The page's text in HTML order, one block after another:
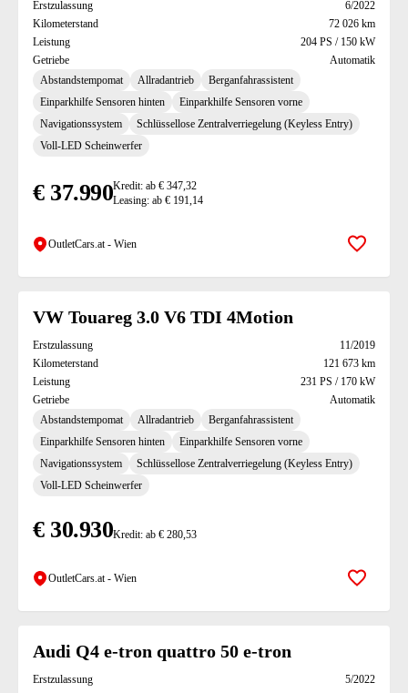
Erstzulassung
6/2022
Kilometerstand
72 026 km
Leistung
204 PS / 150 kW
Getriebe
Automatik
Abstandstempomat
Allradantrieb
Berganfahrassistent
Einparkhilfe Sensoren hinten
Einparkhilfe Sensoren vorne
Navigationssystem
Schlüssellose Zentralverriegelung (Keyless Entry)
Voll-LED Scheinwerfer
€ 37.990Kredit: ab € 347,32
Leasing: ab € 191,14
OutletCars.at - Wien Zur
VW Touareg 3.0 V6 TDI 4Motion
Erstzulassung
11/2019
Kilometerstand
121 673 km
Leistung
231 PS / 170 kW
Getriebe
Automatik
Abstandstempomat
Allradantrieb
Berganfahrassistent
Einparkhilfe Sensoren hinten
Einparkhilfe Sensoren vorne
Navigationssystem
Schlüssellose Zentralverriegelung (Keyless Entry)
Voll-LED Scheinwerfer
€ 30.930Kredit: ab € 280,53
OutletCars.at - Wien Zur
Audi Q4 e-tron quattro 50 e-tron
Erstzulassung
5/2022